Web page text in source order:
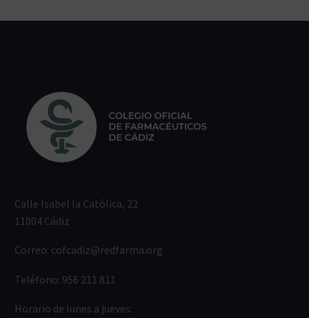
Calle Isabel la Católica, 22
11004 Cádiz
Correo: cofcadiz@redfarma.org
Teléfono: 956 211 811
Horario de lunes a jueves: